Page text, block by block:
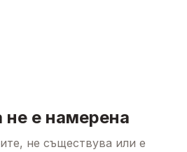
не е намерена
не съществува или е